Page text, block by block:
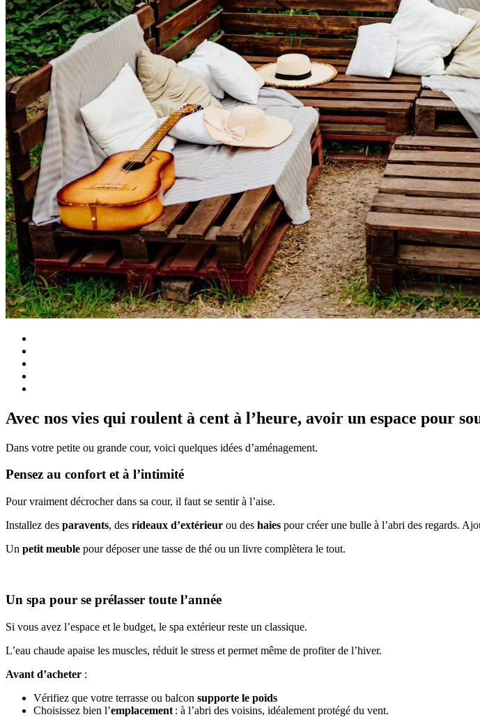
Avec nos vies qui roulent à cent à l’heure, avoir un espace pour
Dans votre petite ou grande cour, voici quelques idées d’aménagement.
Pensez au confort et à l’intimité
Pour vraiment décrocher dans sa cour, il faut se sentir à l’aise.
Installez des paravents, des rideaux d’extérieur ou des haies pour créer une bulle à l’abri des regards.
Un petit meuble pour déposer une tasse de thé ou un livre complètera le tout.
Un spa pour se prélasser toute l’année
Si vous avez l’espace et le budget, le spa extérieur reste un classique.
L’eau chaude apaise les muscles, réduit le stress et permet même de profiter de l’hiver.
Avant d’acheter :
Vérifiez que votre terrasse ou balcon supporte le poids
Choisissez bien l’emplacement : à l’abri des voisins, idéalement protégé du vent.